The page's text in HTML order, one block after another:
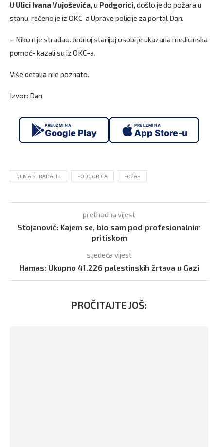
U Ulici Ivana Vujoševića,u Podgorici,došlo je do požara u
stanu, rečeno je iz OKC-a Uprave policije za portal Dan.
– Niko nije stradao. Jednoj starijoj osobi je ukazana medicinska
pomoć- kazali su iz OKC-a.
Više detalja nije poznato.
Izvor: Dan
PREUZMI NA
Google Play
PREUZMI NA
App Store-u
NEMA STRADALIH PODGORICA POŽAR
prethodna vijest
Stojanović: Kajem se, bio sam pod profesionalnim
pritiskom
sljedeća vijest
Hamas: Ukupno 41.226 palestinskih žrtava u Gazi
PROČITAJTE JOŠ: